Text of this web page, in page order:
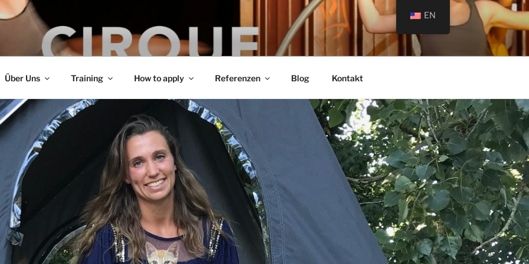
für Zirkus-Artistik
Über Uns Training How to apply Referenzen Blog Kontakt
EN